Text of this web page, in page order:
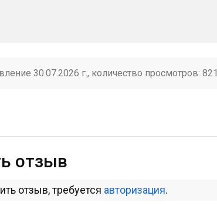
30.07.2026 г., количество просмотров: 821
отзыв
отзыв, требуется авторизация.